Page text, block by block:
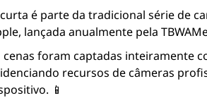
é parte da tradicional série de
lançada anualmente pela
cenas foram captadas inteiramente
recursos de câmeras
📱